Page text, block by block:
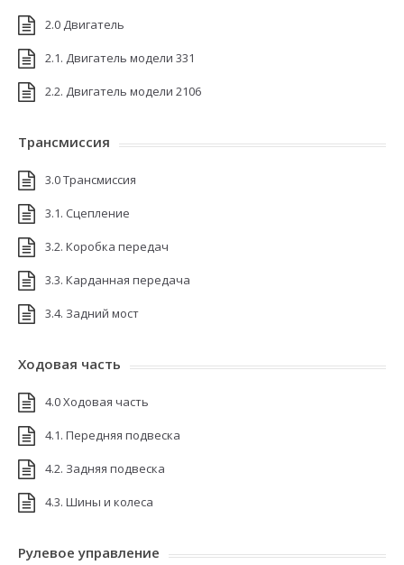
2.0 Двигатель
2.1. Двигатель модели 331
2.2. Двигатель модели 2106
Трансмиссия
3.0 Трансмиссия
3.1. Сцепление
3.2. Коробка передач
3.3. Карданная передача
3.4. Задний мост
Ходовая часть
4.0 Ходовая часть
4.1. Передняя подвеска
4.2. Задняя подвеска
4.3. Шины и колеса
Рулевое управление